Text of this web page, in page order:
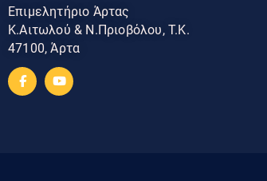
Επιμελητήριο Άρτας
Κ.Αιτωλού & Ν.Πριοβόλου, Τ.Κ.
47100, Άρτα